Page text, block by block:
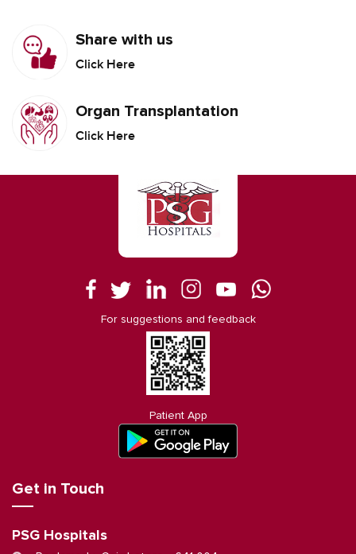
Share with us
Click Here
Organ Transplantation
Click Here
For suggestions and feedback
Patient App
Get in Touch
PSG Hospitals